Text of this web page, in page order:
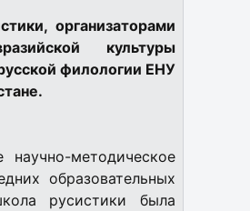
организаторами
культуры
филологии ЕНУ
методическое
образовательных
русистики была